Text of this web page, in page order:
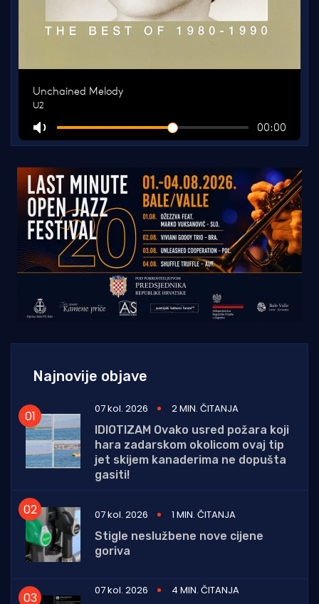
Najnovije objave
07 kol. 2026
2 MIN. ČITANJA
IDIOTIZAM Ovako usred požara koji
hara zadarskom okolicom ovaj tip
jet skijem kanaderima ne dopušta
gasiti!
07 kol. 2026
1 MIN. ČITANJA
Stigle neslužbene nove cijene
goriva
07 kol. 2026
4 MIN. ČITANJA